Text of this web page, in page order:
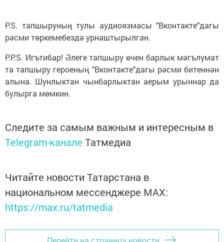
P.S. тапшыруның тулы аудиоязмасы "Вконтакте"дагы
рәсми төркемебездә урнаштырылган.
P.P.S. Игътибар! Әлеге тапшыру өчен барлык мәгълүмат
та тапшыру героеның "Вконтакте"дагы рәсми битеннән
алына. Шунлыктан чынбарлыктан аерым урыннар да
булырга мөмкин.
Следите за самым важным и интересным в
Telegram-канале Татмедиа
Читайте новости Татарстана в
национальном мессенджере MАХ:
https://max.ru/tatmedia